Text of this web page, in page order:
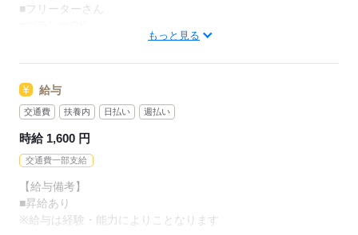
その他
・アプリの動作チェック
・子供向け通信教材の問い合わせ対応
・ワクチン接種の予約受付
など
※一部問い合わせ対応をお願いする場合があります。
■フリーターさん
もっと見る
給与
交通費 扶養内 日払い 週払い
時給 1,600 円
交通費一部支給
【給与備考】
■昇給あり
※給与は経験・能力によりことなります